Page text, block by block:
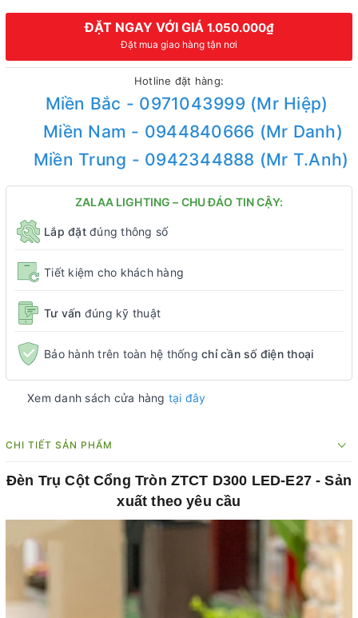
ĐẶT NGAY VỚI GIÁ 1.050.000₫
Đặt mua giao hàng tận nơi
Hotline đặt hàng:
Miền Bắc - 0971043999 (Mr Hiệp)
Miền Nam - 0944840666 (Mr Danh)
Miền Trung - 0942344888 (Mr T.Anh)
ZALAA LIGHTING – CHU ĐÁO TIN CẬY:
Lắp đặtđúng thông số
Tiết kiệm cho khách hàng
Tư vấn đúng kỹ thuật
Bảo hành trên toàn hệ thống chỉ cần số điện thoại
Xem danh sách cửa hàng tại đây
CHI TIẾT SẢN PHẨM
Đèn Trụ Cột Cổng Tròn ZTCT D300 LED-E27 - Sản
xuất theo yêu cầu